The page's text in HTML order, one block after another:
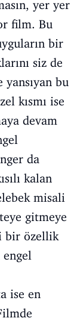
yer yer
film. Bu
bir
siz de
bu
kısmı ise
devam
da
kalan
misali
gitmeye
bir özellik
engel
ise en